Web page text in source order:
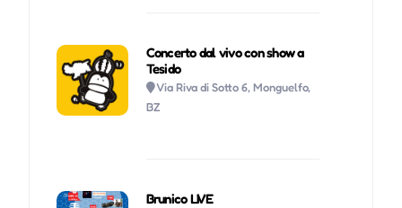
Concerto dal vivo con show a
Tesido
Via Riva di Sotto 6, Monguelfo,
BZ
Brunico LIVE